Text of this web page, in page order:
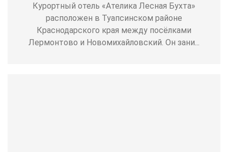
Курортный отель «Ателика Лесная Бухта»
расположен в Туапсинском районе
Краснодарского края между посёлками
Лермонтово и Новомихайловский. Он зани...